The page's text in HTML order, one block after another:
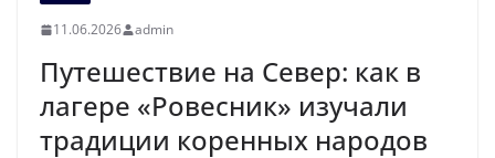
11.06.2026 admin
Путешествие на Север: как в
лагере «Ровесник» изучали
традиции коренных народов